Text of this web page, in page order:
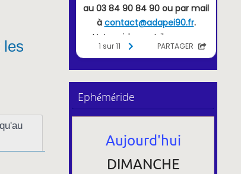
les
Ephéméride
Aujourd'hui
DIMANCHE